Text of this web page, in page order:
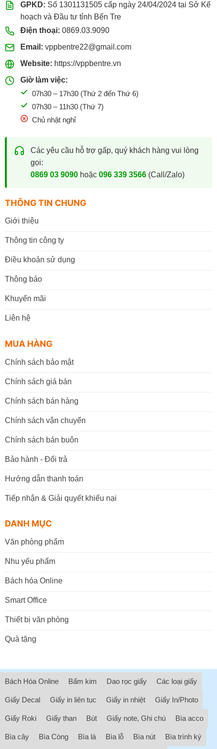
GPKD: Số 1301131505 cấp ngày 24/04/2024 tại Sở Kế
hoạch và Đầu tư tỉnh Bến Tre
Điện thoại: 0869.03.9090
Email: vppbentre22@gmail.com
Website: https://vppbentre.vn
Giờ làm việc:
07h30 – 17h30 (Thứ 2 đến Thứ 6)
07h30 – 11h30 (Thứ 7)
Chủ nhật nghỉ
Các yêu cầu hỗ trợ gấp, quý khách hàng vui lòng
gọi:
0869 03 9090hoặc 096 339 3566(Call/Zalo)
THÔNG TIN CHUNG
Giới thiệu
Thông tin công ty
Điều khoản sử dụng
Thông báo
Khuyến mãi
Liên hệ
MUA HÀNG
Chính sách bảo mật
Chính sách giá bán
Chính sách bán hàng
Chính sách vận chuyển
Chính sách bán buôn
Bảo hành - Đổi trả
Hướng dẫn thanh toán
Tiếp nhận & Giải quyết khiếu nại
DANH MỤC
Văn phòng phẩm
Nhu yếu phẩm
Bách hóa Online
Smart Office
Thiết bị văn phòng
Quà tặng
Bách Hóa Online Bấm kim Dao rọc giấy Các loại giấy
Giấy Decal Giấy in liên tục Giấy in nhiệt Giấy In/Photo
Giấy Roki Giấy than Bút Giấy note, Ghi chú Bìa acco
Bìa cây Bìa Còng Bìa lá Bìa lỗ Bìa nút Bìa trình ký